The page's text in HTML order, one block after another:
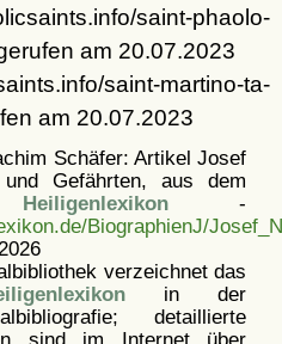
saint-phaolo-
am 20.07.2023
saint-martino-ta-
am 20.07.2023
Schäfer: ArtikelJosef
Gefährten, aus dem
-
BiographienJ/
verzeichnet das
in der
detaillierte
sind im Internet über